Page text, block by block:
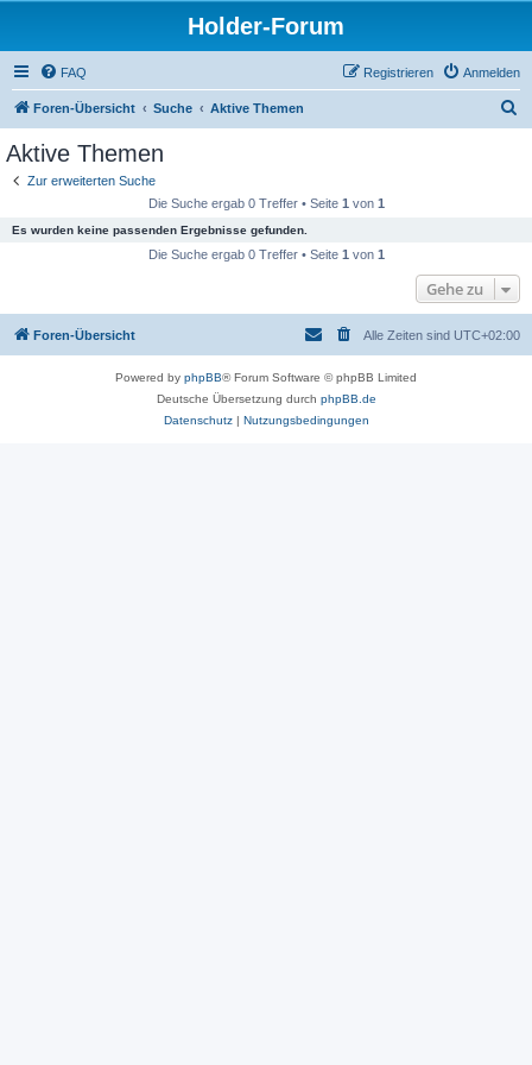
Holder-Forum
FAQ Anmelden
Registrieren
Foren-Übersicht Suche Aktive Themen
Aktive Themen
Zur erweiterten Suche
Die Suche ergab 0 Treffer • Seite 1 von 1
Es wurden keine passenden Ergebnisse gefunden.
Die Suche ergab 0 Treffer • Seite 1 von 1
Gehe zu
Foren-Übersicht Alle Zeiten sind UTC+02:00
Powered by phpBB® Forum Software © phpBB Limited
Deutsche Übersetzung durch phpBB.de
Datenschutz| Nutzungsbedingungen